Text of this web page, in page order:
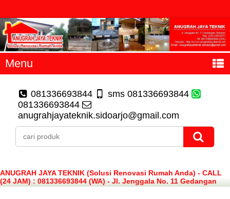
Menu
081336693844
sms 081336693844
081336693844
anugrahjayateknik.sidoarjo@gmail.com
ANUGRAH JAYA TEKNIK (Solusi Renovasi Rumah Anda) - CALL
(24 JAM) : 081336693844 (WA) - Jl. Jenggala No. 11 Gedangan
Sidoarjo